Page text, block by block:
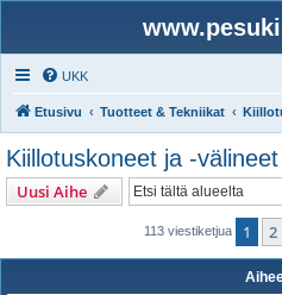
UKK
Etusivu Tuotteet & Tekniikat
Kiillotuskoneet ja -välineet
Uusi Aihe
113 viestiketjua 1 2